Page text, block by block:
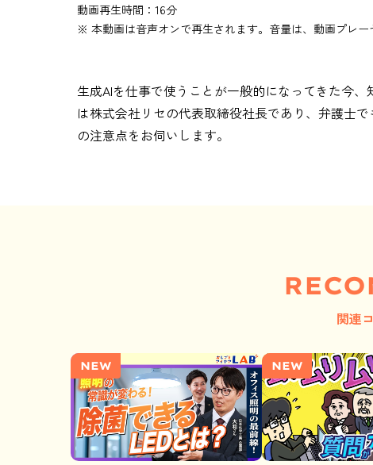
動画再生時間：16分
※ 本動画は音声オンで再生されます。音量は、動画プレ
生成AIを仕事で使うことが一般的になってきた今
は株式会社リセの代表取締役社長であり、弁護士
の注意点をお伺いします。
関連
NEW NEW